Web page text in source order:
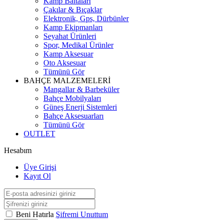
Çakılar & Bıçaklar
Elektronik, Gps, Dürbünler
Kamp Ekipmanları
Seyahat Ürünleri
Spor, Medikal Ürünler
Kamp Aksesuar
Oto Aksesuar
Tümünü Gör
BAHÇE MALZEMELERİ
Mangallar & Barbeküler
Bahçe Mobilyaları
Güneş Enerji Sistemleri
Bahçe Aksesuarları
Tümünü Gör
OUTLET
Hesabım
Üye Girişi
Kayıt Ol
Beni Hatırla Şifremi Unuttum